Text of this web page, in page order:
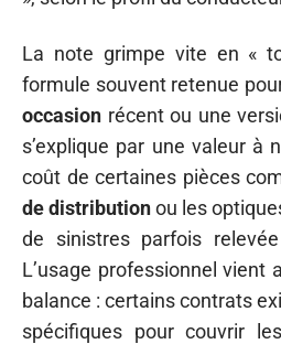
La note grimpe vite en «
formule souvent retenue
occasion récent ou une
s’explique par une valeur à
coût de certaines pièces
de distributionou les
de sinistres parfois
L’usage professionnel vient
balance : certains contrats
spécifiques pour couvrir